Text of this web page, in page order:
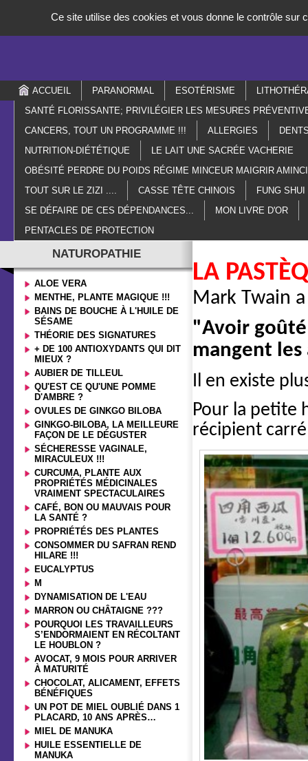
ACCUEIL PARANORMAL ESOTÉRISME
SANTÉ FLORISSANTE; PRIVILÉGIER LES MESURES
CANCERS, TOUT UN PROGRAMME !!!
ALLERGIES
NUTRITION-DIÉTÉTIQUE
LE LAIT UNE SACRÉE VACHERIE
OBÉSITÉ PERDRE DU POIDS RÉGIME MINCEUR MAIGRIR
TOUT SUR LE ZIZI ....
CASSE TÊTE CHINOIS
FUNG SHUI
SE DÉFAIRE DE CES DÉPENDANCES...
MON LIVRE D'OR
PENTACLES DE PROTECTION
NATUROPATHIE
ALOE VERA
MENTHE, PLANTE MAGIQUE !!!
BAINS DE BOUCHE À L'HUILE DE
SÉSAME
THÉORIE DES SIGNATURES
+ DE 100 ANTIOXYDANTS QUI DIT
MIEUX ?
AUBIER DE TILLEUL
QU'EST CE QU'UNE POMME
D'AMBRE ?
OVULES DE GINKGO BILOBA
GINKGO-BILOBA, LA MEILLEURE
FAÇON DE LE DÉGUSTER
SÉCHERESSE VAGINALE,
MIRACULEUX !!!
CURCUMA, PLANTE AUX
PROPRIÉTÉS MÉDICINALES
VRAIMENT SPECTACULAIRES
CAFÉ, BON OU MAUVAIS POUR
LA SANTÉ ?
PROPRIÉTÉS DES PLANTES
CONSOMMER DU SAFRAN REND
HILARE !!!
EUCALYPTUS
M
DYNAMISATION DE L'EAU
MARRON OU CHÂTAIGNE ???
POURQUOI LES TRAVAILLEURS
S’ENDORMAIENT EN RÉCOLTANT
LE HOUBLON ?
AVOCAT, 9 MOIS POUR ARRIVER
À MATURITÉ
CHOCOLAT, ALICAMENT, EFFETS
BÉNÉFIQUES
UN POT DE MIEL OUBLIÉ DANS 1
PLACARD, 10 ANS APRÈS…
MIEL DE MANUKA
HUILE ESSENTIELLE DE
MANUKA
LA
Mark Twain
"Avoir goûté
mangent les
Il en existe
Pour la petite
récipient
Ce site utilise des cookies et vous donne le contrôle sur